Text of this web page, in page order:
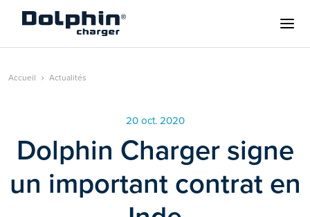
Accueil Actualités
20 oct. 2020
Dolphin Charger signe
un important contrat en